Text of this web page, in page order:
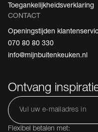
Toegankelijkheidsverklaring
CONTACT
Openingstijden
070 80 80 330
info@mijnbuitenkeuken.nl
Ontvang
Flexibel betalen met: